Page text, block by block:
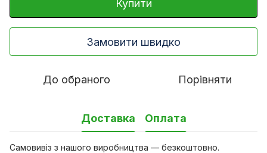
Купити
Замовити швидко
До обраного Порівняти
Доставка Оплата
Самовивіз з нашого виробництва — безкоштовно.